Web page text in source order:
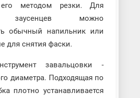
методом резки. Для
заусенцев можно
обычный напильник или
для снятия фаски.
завальцовки -
диаметра. Подходящая по
плотно устанавливается